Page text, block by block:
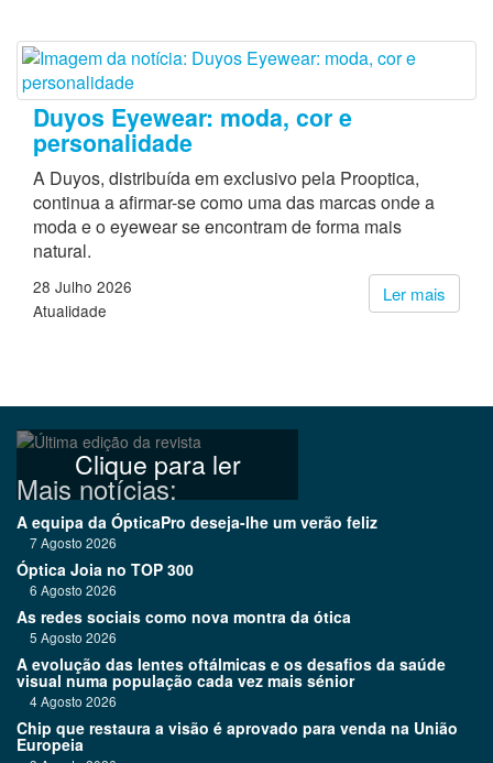
Duyos Eyewear: moda, cor e
personalidade
A Duyos, distribuída em exclusivo pela Prooptica,
continua a afirmar-se como uma das marcas onde a
moda e o eyewear se encontram de forma mais
natural.
Ler mais
28 Julho 2026
Atualidade
Clique para ler
Mais notícias:
A equipa da ÓpticaPro deseja-lhe um verão feliz
7 Agosto 2026
Óptica Joia no TOP 300
6 Agosto 2026
As redes sociais como nova montra da ótica
5 Agosto 2026
A evolução das lentes oftálmicas e os desafios da saúde
visual numa população cada vez mais sénior
4 Agosto 2026
Chip que restaura a visão é aprovado para venda na União
Europeia